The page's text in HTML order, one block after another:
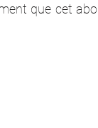
que cet